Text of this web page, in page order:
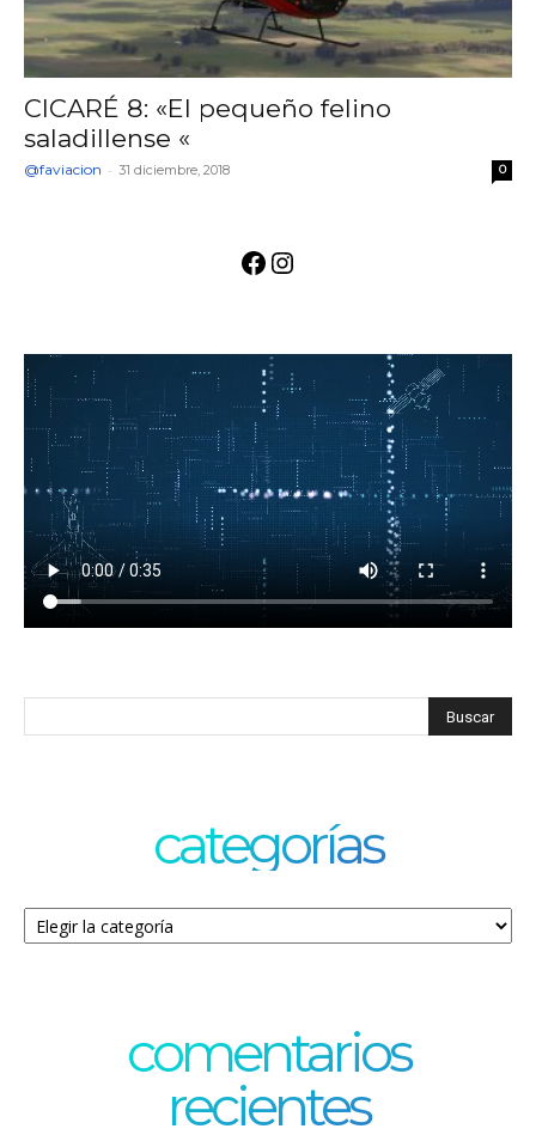
CICARÉ 8: «El pequeño felino
saladillense «
@faviacion - 31 diciembre, 2018 0
Facebook
Instagram
categorías
Categorías
comentarios
recientes